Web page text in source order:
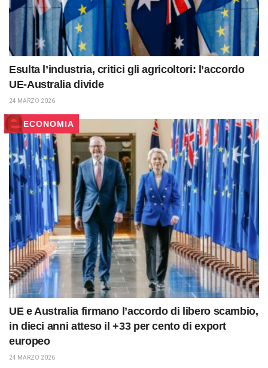
Esulta l’industria, critici gli agricoltori: l’accordo
UE-Australia divide
24 MARZO 2026
ECONOMIA
UE e Australia firmano l’accordo di libero scambio,
in dieci anni atteso il +33 per cento di export
europeo
24 MARZO 2026